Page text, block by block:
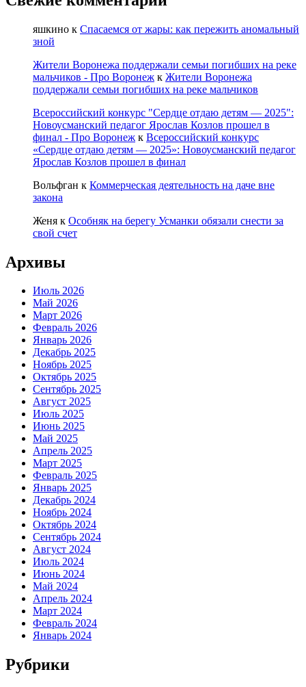
яшкино к Спасаемся от жары: как пережить аномальный
зной
Жители Воронежа поддержали семьи погибших на реке
мальчиков - Про Воронеж к Жители Воронежа
поддержали семьи погибших на реке мальчиков
Всероссийский конкурс "Сердце отдаю детям — 2025":
Новоусманский педагог Ярослав Козлов прошел в
финал - Про Воронеж к Всероссийский конкурс
«Сердце отдаю детям — 2025»: Новоусманский педагог
Ярослав Козлов прошел в финал
Вольфган к Коммерческая деятельность на даче вне
закона
Женя к Особняк на берегу Усманки обязали снести за
свой счет
Архивы
Июль 2026
Май 2026
Март 2026
Февраль 2026
Январь 2026
Декабрь 2025
Ноябрь 2025
Октябрь 2025
Сентябрь 2025
Август 2025
Июль 2025
Июнь 2025
Май 2025
Апрель 2025
Март 2025
Февраль 2025
Январь 2025
Декабрь 2024
Ноябрь 2024
Октябрь 2024
Сентябрь 2024
Август 2024
Июль 2024
Июнь 2024
Май 2024
Апрель 2024
Март 2024
Февраль 2024
Январь 2024
Рубрики